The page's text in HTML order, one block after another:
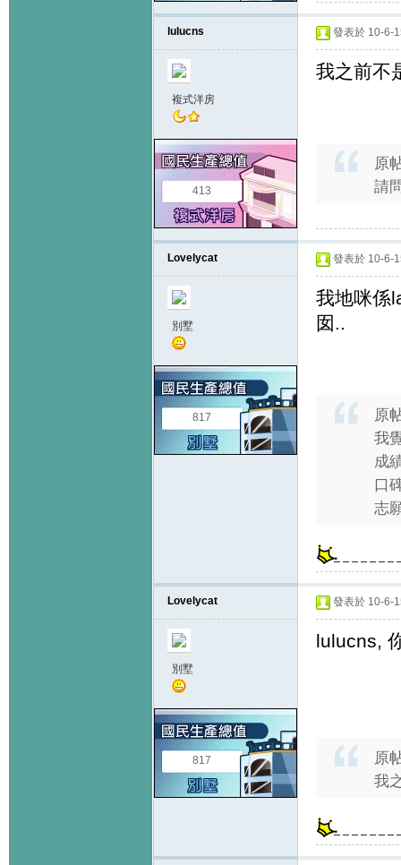
lulucns
複式洋房
413
發表於 10-6-
我之前不
原
請
Lovelycat
別墅
817
發表於 10-6-
我地咪係
囡..
原
我
成
口
志
Lovelycat
別墅
817
發表於 10-6-
lulucns,
原
我